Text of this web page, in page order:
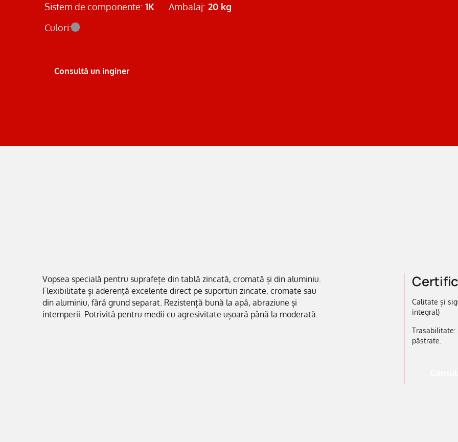
Sistem de componente: 1K Ambalaj: 20 kg
Culori:
Consultă un inginer
Vopsea specială pentru suprafețe din tablă zincată, cromată și din aluminiu.
Flexibilitate și aderență excelente direct pe suporturi zincate, cromate sau
din aluminiu, fără grund separat. Rezistență bună la apă, abraziune și
intemperii. Potrivită pentru medii cu agresivitate ușoară până la moderată.
Calitate și
integral)
Trasabilitate:
păstrate.